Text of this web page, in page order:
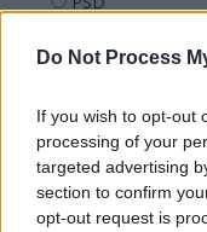
Do Not Process
If you wish to opt-out
processing of your
targeted advertising
section to confirm
opt-out request is
PMP (Tomac)
Forța Dreptei (L.
PNȚMM
REPER